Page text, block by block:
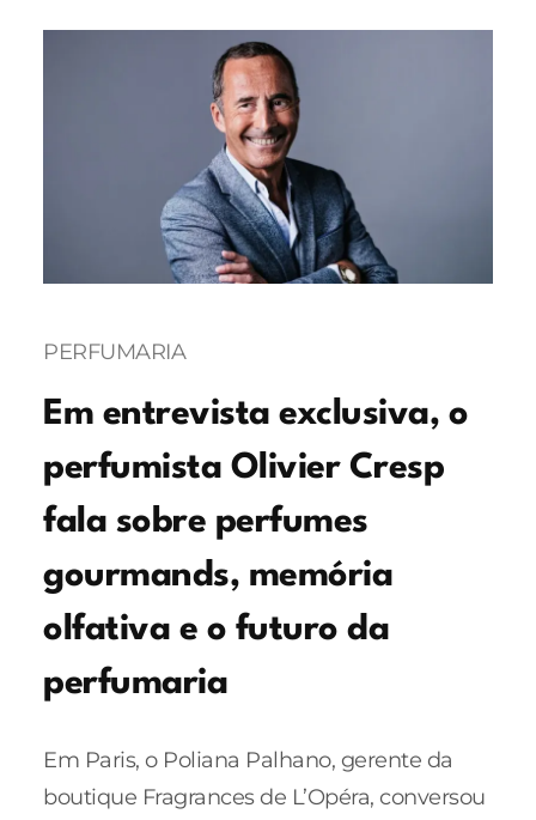
PERFUMARIA
Em entrevista exclusiva, o
perfumista Olivier Cresp
fala sobre perfumes
gourmands, memória
olfativa e o futuro da
perfumaria
Em Paris, o Poliana Palhano, gerente da
boutique Fragrances de L’Opéra, conversou